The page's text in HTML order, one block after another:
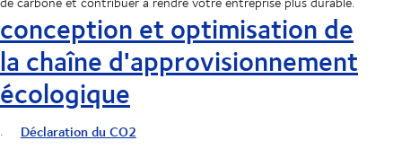
conception et optimisation de
la chaîne d'approvisionnement
écologique
Déclaration du CO2